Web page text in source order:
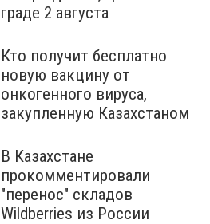
граде 2 августа
Кто получит бесплатно
новую вакцину от
онкогенного вируса,
закупленную Казахстаном
В Казахстане
прокомментировали
"перенос" складов
Wildberries из России